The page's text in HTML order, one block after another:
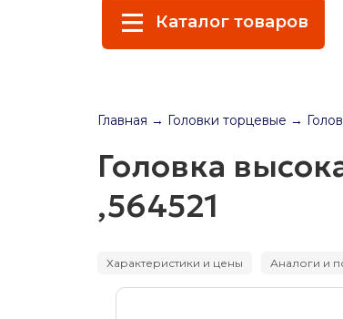
Каталог товаров
Главная → Головки торцевые →
Головка
,564521
Характеристики и цены Аналоги и